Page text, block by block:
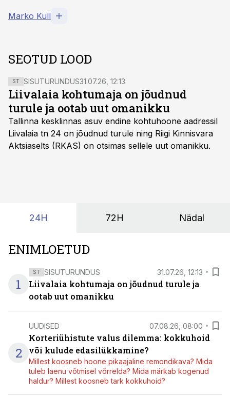
Marko Kull
SEOTUD LOOD
ST SISUTURUNDUS31.07.26, 12:13
Liivalaia kohtumaja on jõudnud
turule ja ootab uut omanikku
Tallinna kesklinnas asuv endine kohtuhoone aadressil
Liivalaia tn 24 on jõudnud turule ning Riigi Kinnisvara
Aktsiaselts (RKAS) on otsimas sellele uut omanikku.
24H 72H Nädal
ENIMLOETUD
1
ST SISUTURUNDUS 31.07.26, 12:13
Liivalaia kohtumaja on jõudnud turule ja
ootab uut omanikku
2
UUDISED 07.08.26, 08:00
Korteriühistute valus dilemma: kokkuhoid
või kulude edasilükkamine?
Millest koosneb hoone pikaajaline remondikava? Mida
tuleb laenu võtmisel võrrelda? Mida märkab kogenud
haldur? Millest koosneb tark kokkuhoid?